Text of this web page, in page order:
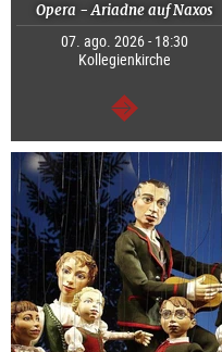
Opera - Ariadne auf Naxos
07. ago. 2026 - 18:30
Kollegienkirche
segue